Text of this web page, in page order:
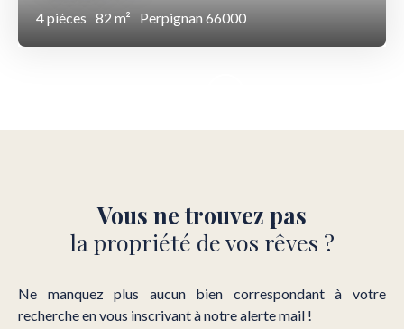
4pièces 82 m² Perpignan 66000
Vous ne trouvez pas
la propriété de vos rêves ?
Ne manquez plus aucun bien correspondant à votre
recherche en vous inscrivant à notre alerte mail !